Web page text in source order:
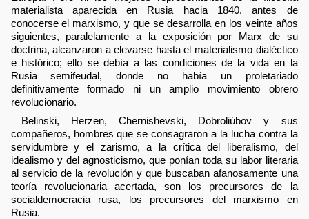
materialista aparecida en Rusia hacia 1840, antes de
conocerse el marxismo, y que se desarrolla en los veinte años
siguientes, paralelamente a la exposición por Marx de su
doctrina, alcanzaron a elevarse hasta el materialismo dialéctico
e histórico; ello se debía a las condiciones de la vida en la
Rusia semifeudal, donde no había un proletariado
definitivamente formado ni un amplio movimiento obrero
revolucionario.
Belinski, Herzen, Chernishevski, Dobroliúbov y sus
compañeros, hombres que se consagraron a la lucha contra la
servidumbre y el zarismo, a la crítica del liberalismo, del
idealismo y del agnosticismo, que ponían toda su labor literaria
al servicio de la revolución y que buscaban afanosamente una
teoría revolucionaria acertada, son los precursores de la
socialdemocracia rusa, los precursores del marxismo en
Rusia.